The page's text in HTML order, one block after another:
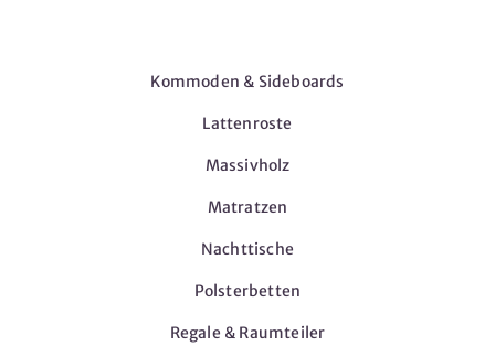
Kommoden & Sideboards
Lattenroste
Massivholz
Matratzen
Nachttische
Polsterbetten
Regale & Raumteiler